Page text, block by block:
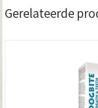
Gerelateerde